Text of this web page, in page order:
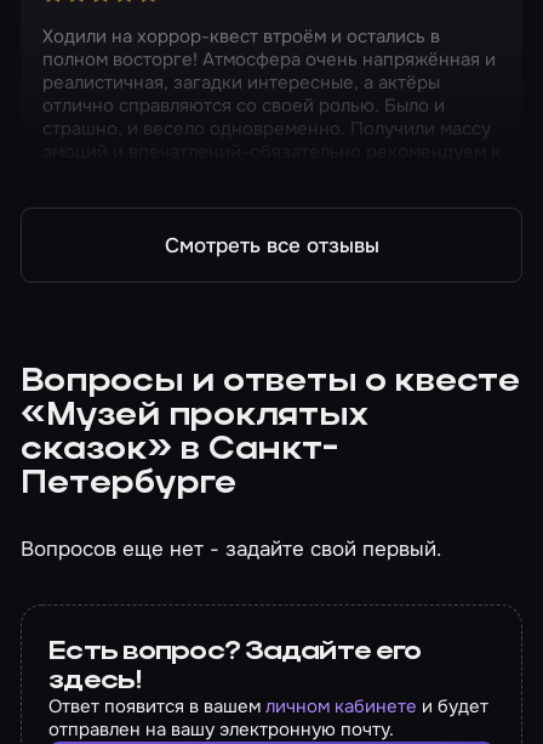
Ходили на хоррор-квест втроём и остались в
полном восторге! Атмосфера очень напряжённая и
реалистичная, загадки интересные, а актёры
отлично справляются со своей ролью. Было и
страшно, и весело одновременно. Получили массу
Смотреть все отзывы
Вопросы и ответы о квесте
«Музей проклятых
сказок» в Санкт-
Петербурге
Вопросов еще нет - задайте свой первый.
Есть вопрос? Задайте его
здесь!
Ответ появится в вашемличном кабинете и будет
отправлен на вашу электронную почту.